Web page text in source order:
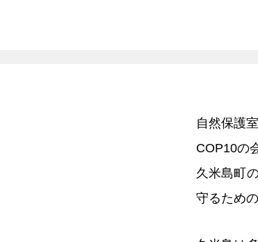
自然保護
COP10の
久米島町
守るため